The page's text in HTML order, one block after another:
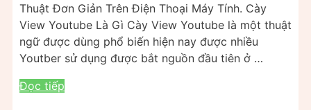
Thuật Đơn Giản Trên Điện Thoại Máy Tính. Cày
View Youtube Là Gì Cày View Youtube là một thuật
ngữ được dùng phổ biến hiện nay được nhiều
Youtber sử dụng được bắt nguồn đầu tiên ở …
Đọc tiếp